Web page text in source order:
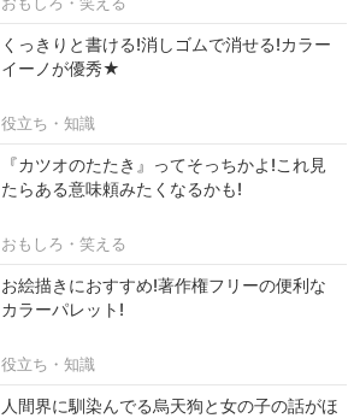
くっきりと書ける!消しゴムで消せる!カラー
イーノが優秀★
役立ち・知識
『カツオのたたき』ってそっちかよ!これ見
たらある意味頼みたくなるかも!
おもしろ・笑える
お絵描きにおすすめ!著作権フリーの便利な
カラーパレット!
役立ち・知識
人間界に馴染んでる烏天狗と女の子の話がほ